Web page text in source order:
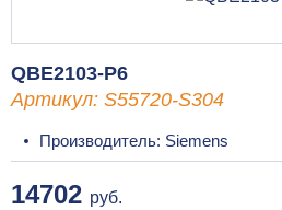
QBE2103-P6
Артикул: S55720-S304
Производитель: Siemens
14702 руб.